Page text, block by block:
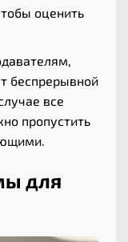
оценить
беспрерывной
все
пропустить
для